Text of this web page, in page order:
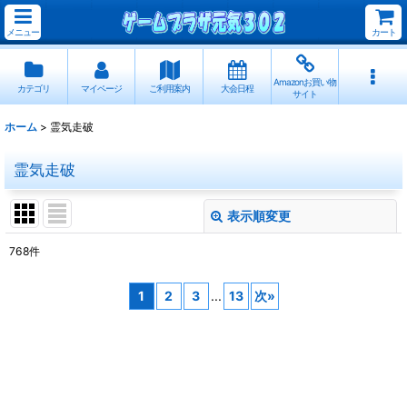
メニュー カート
カテゴリ マイページ ご利用案内 大会日程
Amazonお買い物
サイト
ホーム > 霊気走破
霊気走破
表示順変更
サブカテゴリ
768件
1 2 3 ... 13 次»